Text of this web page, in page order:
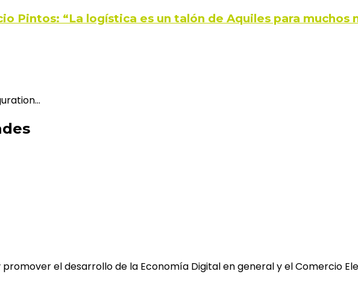
Pintos: “La logística es un talón de Aquiles para muchos
el desarrollo de la Economía Digital en general y el Comercio